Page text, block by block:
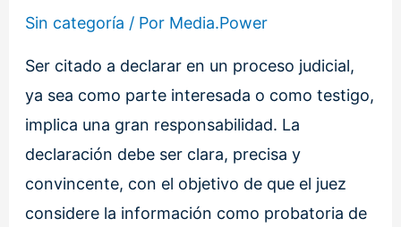
Sin categoría / Por Media.Power
Ser citado a declarar en un proceso judicial,
ya sea como parte interesada o como testigo,
implica una gran responsabilidad. La
declaración debe ser clara, precisa y
convincente, con el objetivo de que el juez
considere la información como probatoria de